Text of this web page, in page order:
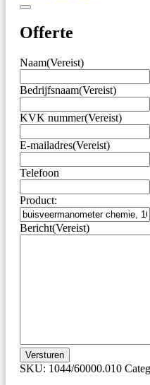
aantal
Offerte
Naam(Vereist)
Bedrijfsnaam(Vereist)
KVK nummer(Vereist)
E-mailadres(Vereist)
Telefoon
Product:
Bericht(Vereist)
Versturen
SKU: 1044/60000.010